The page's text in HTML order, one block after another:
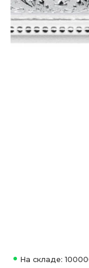
На складе: